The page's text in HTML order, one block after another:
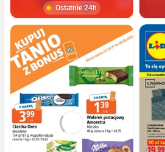
Ostatnie 24h